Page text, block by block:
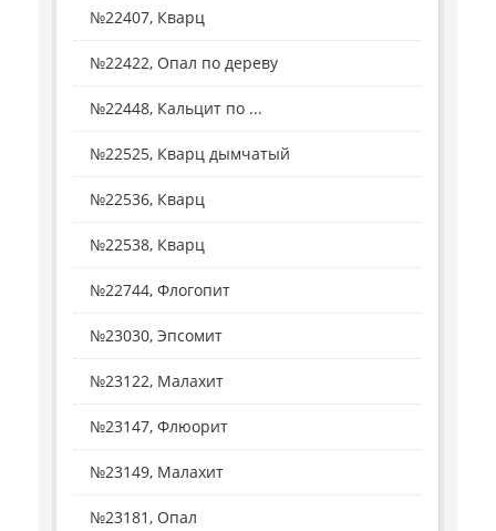
№22407, Кварц
№22422, Опал по дереву
№22448, Кальцит по ...
№22525, Кварц дымчатый
№22536, Кварц
№22538, Кварц
№22744, Флогопит
№23030, Эпсомит
№23122, Малахит
№23147, Флюорит
№23149, Малахит
№23181, Опал